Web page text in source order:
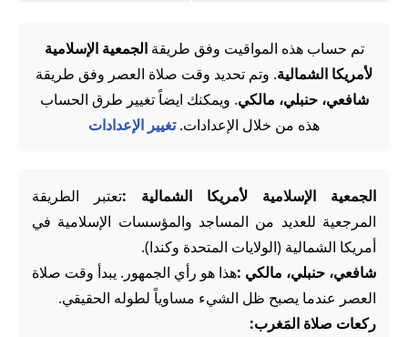
تم حساب هذه المواقيت وفق طريقةالجمعية الإسلامية
لأمريكا الشمالية. وتم تحديد وقت صلاة العصر وفق طريقة
شافعي، حنبلي، مالكي. ويمكنك ايضاً تغيير طرق الحساب
هذه من خلال الإعدادات.تغيير الإعدادات
الجمعية الإسلامية لأمريكا الشمالية :تعتبر الطريقة
المرجعية للعديد من المساجد والمؤسسات الإسلامية في
أمريكا الشمالية (الولايات المتحدة وكندا).
شافعي، حنبلي، مالكي :هذا هو رأي الجمهور. يبدأ وقت صلاة
العصر عندما يصبح ظل الشيء مساوياً لطوله الحقيقي.
ركعات صلاة المَغرب: